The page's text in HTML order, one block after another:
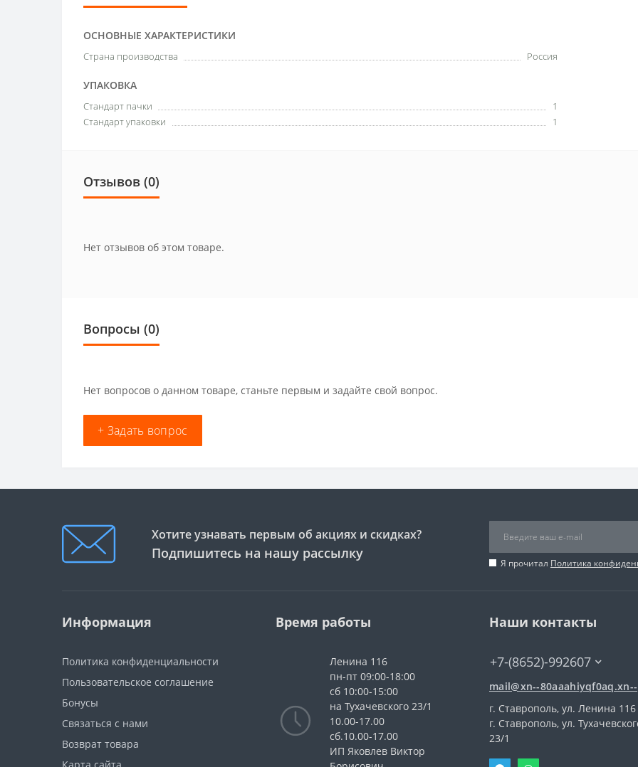
ОСНОВНЫЕ ХАРАКТЕРИСТИКИ
Страна производства Россия
УПАКОВКА
Стандарт пачки
1
Стандарт упаковки
1
Отзывов (0)
Нет отзывов об этом товаре.
Вопросы (0)
Нет вопросов о данном товаре, станьте первым и задайте свой вопрос.
+ Задать вопрос
Хотите узнавать первым об акциях и скидках?
Подпишитесь на нашу рассылку
Я прочитал Политика
Информация
Политика конфиденциальности
Пользовательское соглашение
Бонусы
Связаться с нами
Возврат товара
Карта сайта
Время работы
Ленина 116
пн-пт 09:00-18:00
сб 10:00-15:00
на Тухачевского 23/1
10.00-17.00
сб.10.00-17.00
ИП Яковлев Виктор
Наши контакты
+7-(8652)-992607
mail@xn--
г. Ставрополь, ул. Ленина 116
г. Ставрополь, ул.
23/1